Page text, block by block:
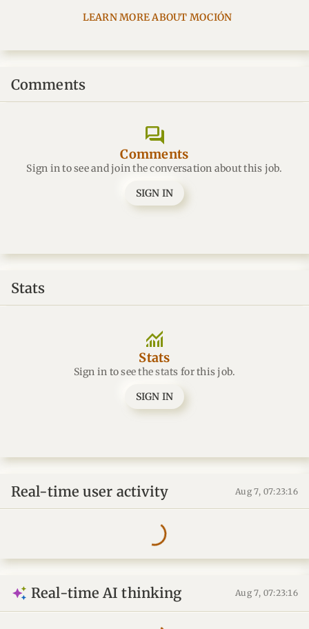
LEARN MORE ABOUT MOCIÓN
Comments
forum
Comments
Sign in to see and join the conversation about this job.
SIGN IN
Stats
monitoring
Stats
Sign in to see the stats for this job.
SIGN IN
Real-time user activity Aug 7, 07:23:16
Real-time AI thinking Aug 7, 07:23:16